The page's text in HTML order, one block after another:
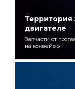
Территория
двигателе
Запчасти от
на конвейер